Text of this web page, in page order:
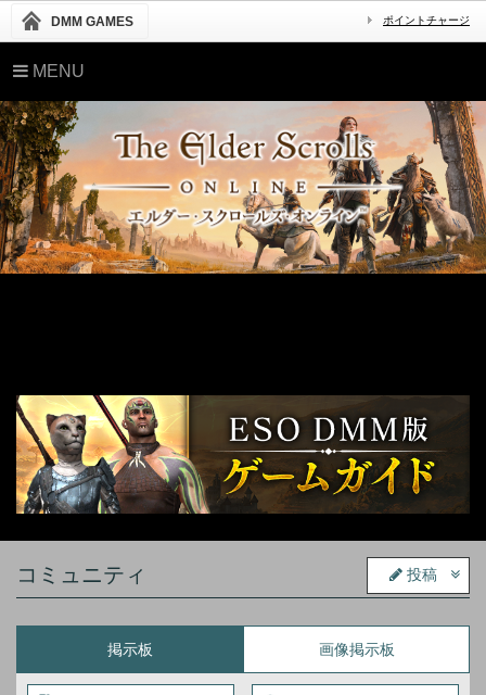
DMM GAMES ポイントチャージ
MENU
コミュニティ 投稿
掲示板 画像掲示板